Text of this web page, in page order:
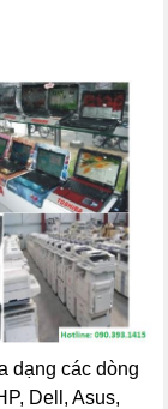
dạng các dòng
Dell, Asus,